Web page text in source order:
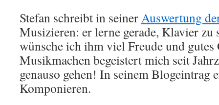
Stefan schreibt in seinerAuswertung
Musizieren: er lerne gerade, Klavier zu
wünsche ich ihm viel Freude und
Musikmachen begeistert mich seit
genauso gehen! In seinem Blogeintrag
Komponieren.